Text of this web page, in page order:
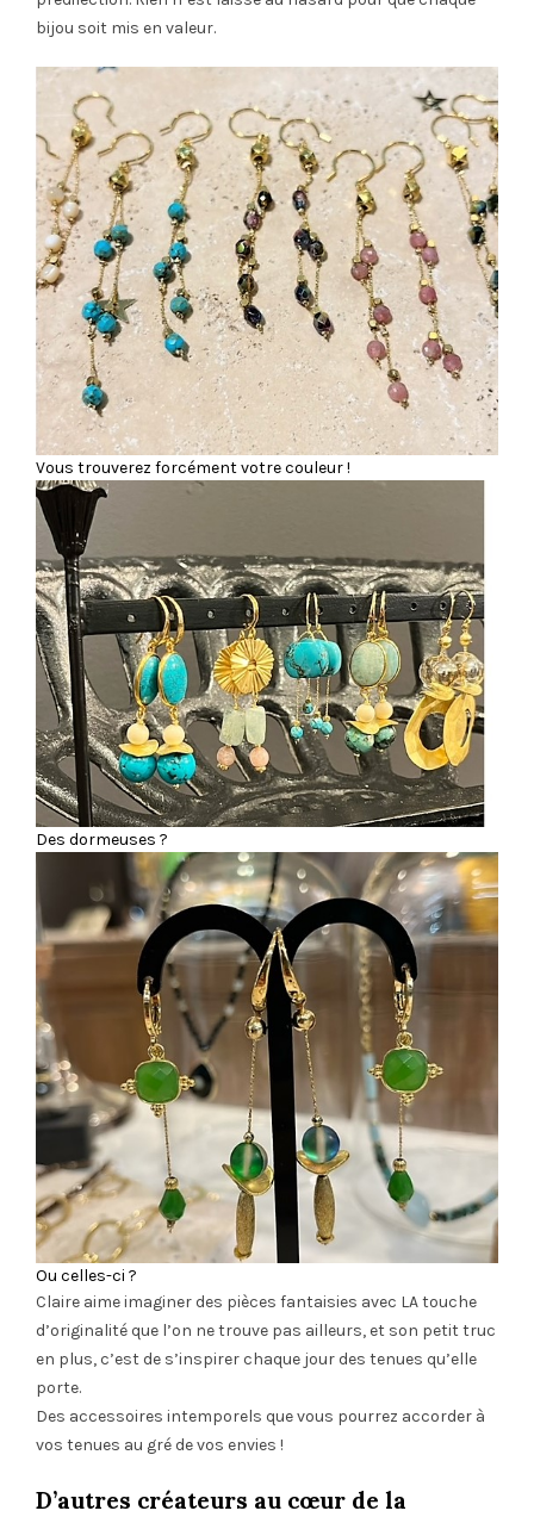
bijou soit mis en valeur.
Vous trouverez forcément votre couleur !
Des dormeuses ?
Ou celles-ci ?
Claire aime imaginer des pièces fantaisies avec LA touche
d’originalité que l’on ne trouve pas ailleurs, et son petit truc
en plus, c’est de s’inspirer chaque jour des tenues qu’elle
porte.
Des accessoires intemporels que vous pourrez accorder à
vos tenues au gré de vos envies !
D’autres créateurs au cœur de la